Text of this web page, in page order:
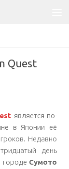
Quest
является по-
в Японии её
Недавно
день
городе Сумото